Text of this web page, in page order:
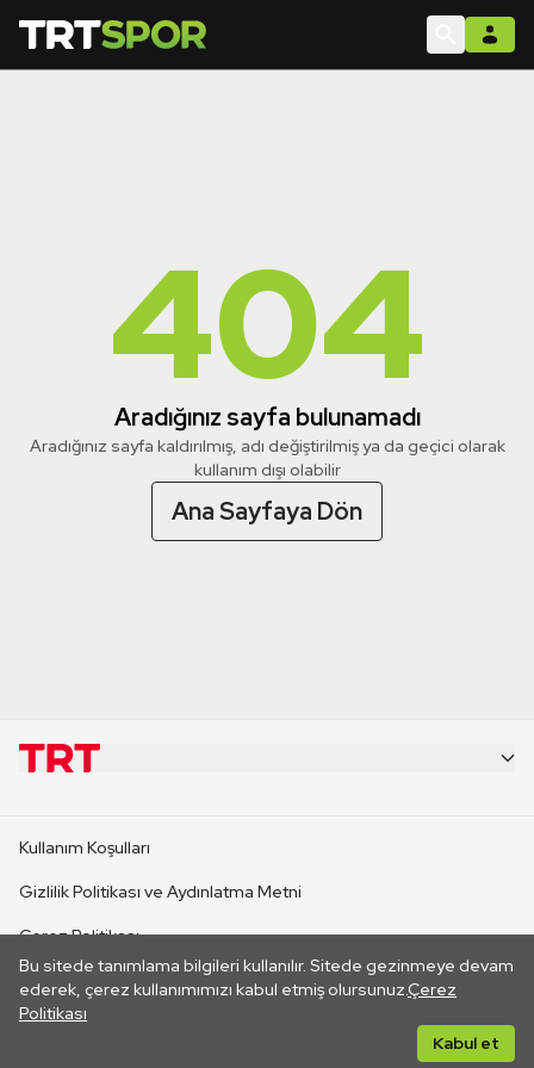
404
Aradığınız sayfa bulunamadı
Aradığınız sayfa kaldırılmış, adı değiştirilmiş ya da geçici olarak
kullanım dışı olabilir
Ana Sayfaya Dön
Bu sitede tanımlama bilgileri kullanılır. Sitede gezinmeye devam
ederek, çerez kullanımımızı kabul etmiş olursunuz.Çerez
Politikası
Kabul et
CANLI YAYINLAR
Kullanım Koşulları
Gizlilik Politikası ve Aydınlatma Metni
Çerez Politikası
İletişim
Her hakkı saklıdır. ©2026 TRT. Bağlantı yoluyla gidilen dış